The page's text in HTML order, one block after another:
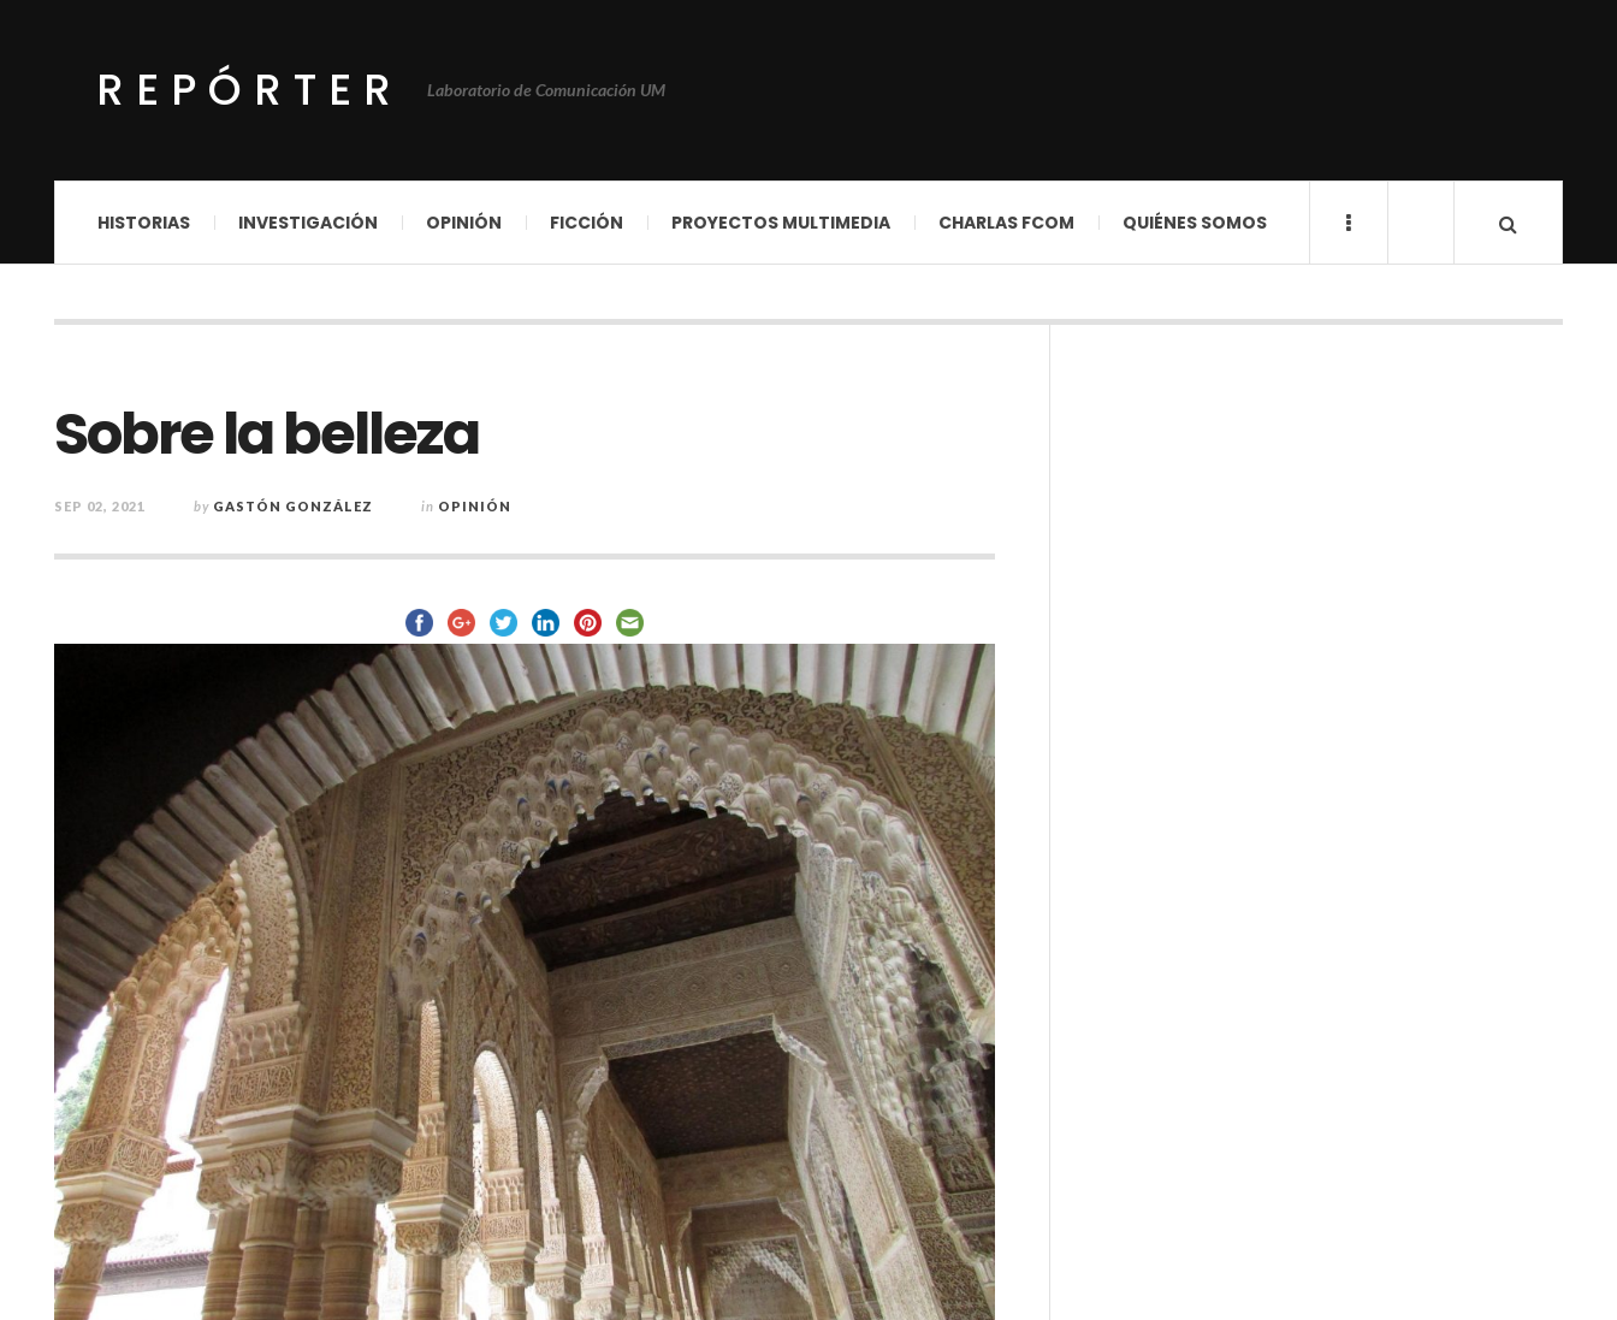
REPÓRTER Laboratorio de Comunicación UM
HISTORIAS INVESTIGACIÓN OPINIÓN FICCIÓN PROYECTOS MULTIMEDIA CHARLAS FCOM QUIÉNES SOMOS
Sobre la belleza
SEP 02, 2021 by GASTÓN GONZÁLEZ in OPINIÓN